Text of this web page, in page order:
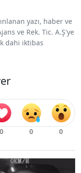
yazı, haber ve
ve Rek. Tic. A.Ş'ye
dahi iktibas